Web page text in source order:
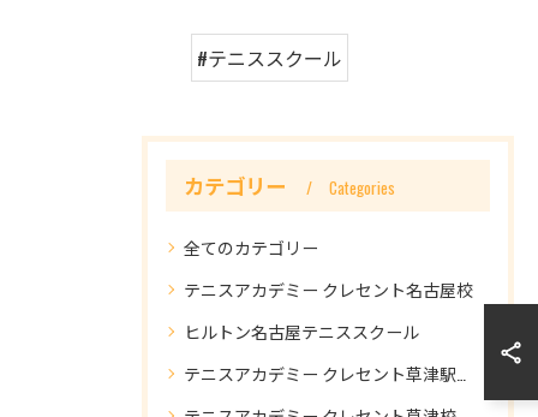
#テニススクール
カテゴリー Categories
全てのカテゴリー
テニスアカデミー クレセント名古屋校
ヒルトン名古屋テニススクール
テニスアカデミー クレセント草津駅前校